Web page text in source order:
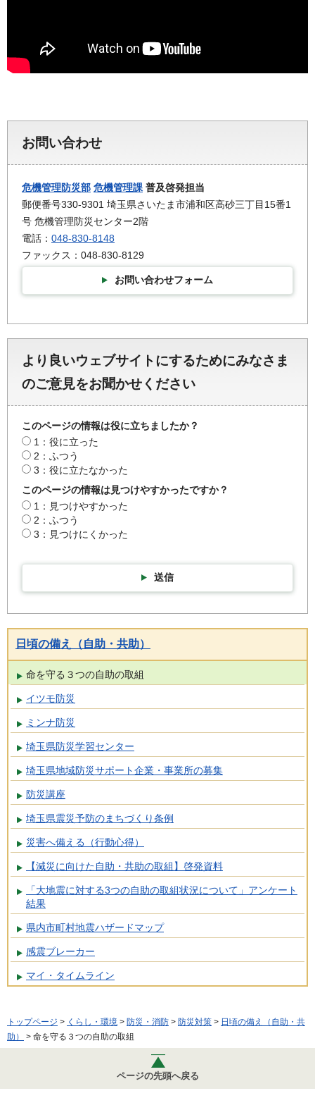
お問い合わせ
危機管理防災部 危機管理課 普及啓発担当
郵便番号330-9301 埼玉県さいたま市浦和区高砂三丁目15番1
号 危機管理防災センター2階
電話： 048-830-8148
ファックス：048-830-8129
お問い合わせフォーム
より良いウェブサイトにするためにみなさま
のご意見をお聞かせください
このページの情報は役に立ちましたか？
1：役に立った
2：ふつう
3：役に立たなかった
このページの情報は見つけやすかったですか？
1：見つけやすかった
2：ふつう
3：見つけにくかった
送信
日頃の備え（自助・共助）
命を守る３つの自助の取組
イツモ防災
ミンナ防災
埼玉県防災学習センター
埼玉県地域防災サポート企業・事業所の募集
防災講座
埼玉県震災予防のまちづくり条例
災害へ備える（行動心得）
【減災に向けた自助・共助の取組】啓発資料
「大地震に対する3つの自助の取組状況について」アンケート
結果
県内市町村地震ハザードマップ
感震ブレーカー
マイ・タイムライン
トップページ > くらし・環境 > 防災・消防 > 防災対策 > 日頃の備え（自助・共
助）
> 命を守る３つの自助の取組
ページの先頭へ戻る